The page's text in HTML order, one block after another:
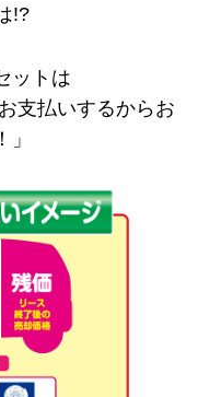
!?
ットは
支払いするからお